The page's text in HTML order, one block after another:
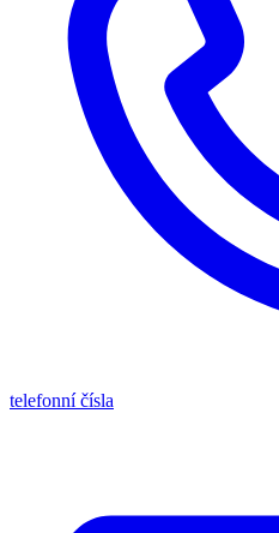
telefonní čísla